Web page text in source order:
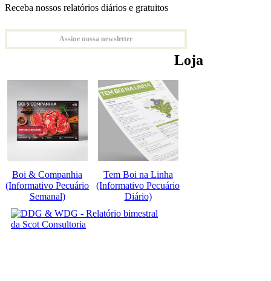
Receba nossos relatórios diários e gratuitos
Assine nossa newsletter
Loja
Boi & Companhia
(Informativo Pecuário
Semanal)
Tem Boi na Linha
(Informativo Pecuário
Diário)